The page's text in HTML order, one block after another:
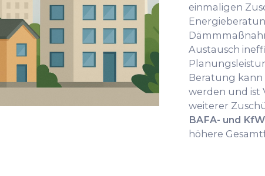
einmaligen
Austausch
Beratung kann
werden und ist
weiterer
BAFA- und
höhere